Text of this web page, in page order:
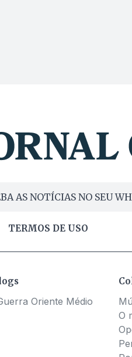
AS NOTÍCIAS NO SEU
TERMOS DE USO
Oriente Médio
O